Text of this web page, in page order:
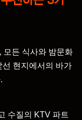
모든 식사와 밤문화
현지에서의 바가
수질의 KTV 파트